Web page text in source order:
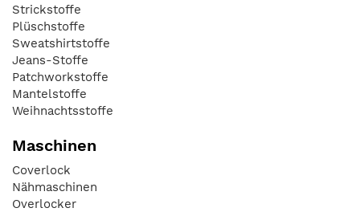
Strickstoffe
Plüschstoffe
Sweatshirtstoffe
Jeans-Stoffe
Patchworkstoffe
Mantelstoffe
Weihnachtsstoffe
Maschinen
Coverlock
Nähmaschinen
Overlocker